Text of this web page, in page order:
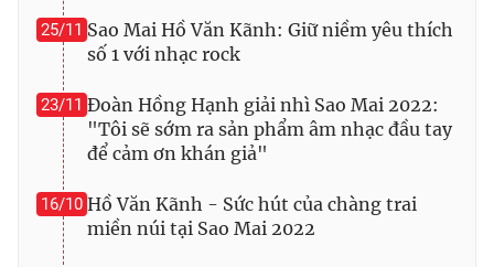
25/11 Sao Mai Hồ Văn Kãnh: Giữ niềm yêu thích
số 1 với nhạc rock
23/11 Đoàn Hồng Hạnh giải nhì Sao Mai 2022:
"Tôi sẽ sớm ra sản phẩm âm nhạc đầu tay
để cảm ơn khán giả"
16/10 Hồ Văn Kãnh - Sức hút của chàng trai
miền núi tại Sao Mai 2022